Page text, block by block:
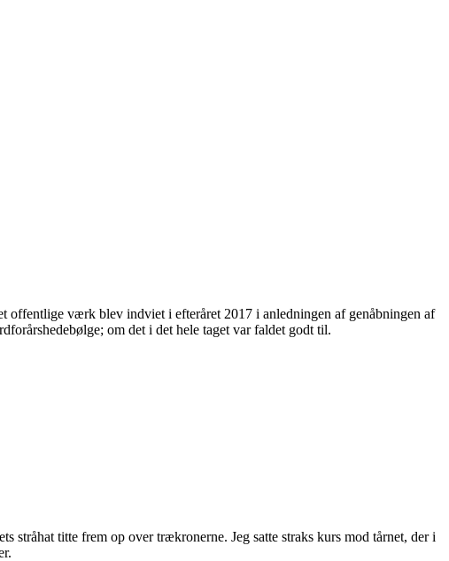
offentlige værk blev indviet i efteråret 2017 i anledningen af genåbningen af
om det i det hele taget var faldet godt til.
stråhat titte frem op over trækronerne. Jeg satte straks kurs mod tårnet, der i